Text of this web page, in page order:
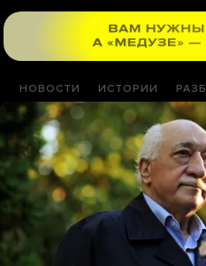
НОВОСТИ ИСТОРИИ